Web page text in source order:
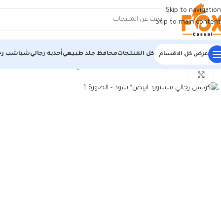
Skip to navigation
Skip to main content
عرض كل الاقسام كل المنتجاتمحافظ جلد طبيعيأحذية رجاليشباشب
الرئيسية/أحذية رجالي